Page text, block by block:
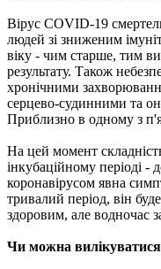
Вірус COVID-19
людей зі зниженим
віку - чим старше, тим
результату. Також
хронічними
серцево-судинними та
Приблизно в одному з
На цей момент
інкубаційному періоді -
коронавірусом явна
тривалий період, він
здоровим, але водночас
Чи можна вилікуватися